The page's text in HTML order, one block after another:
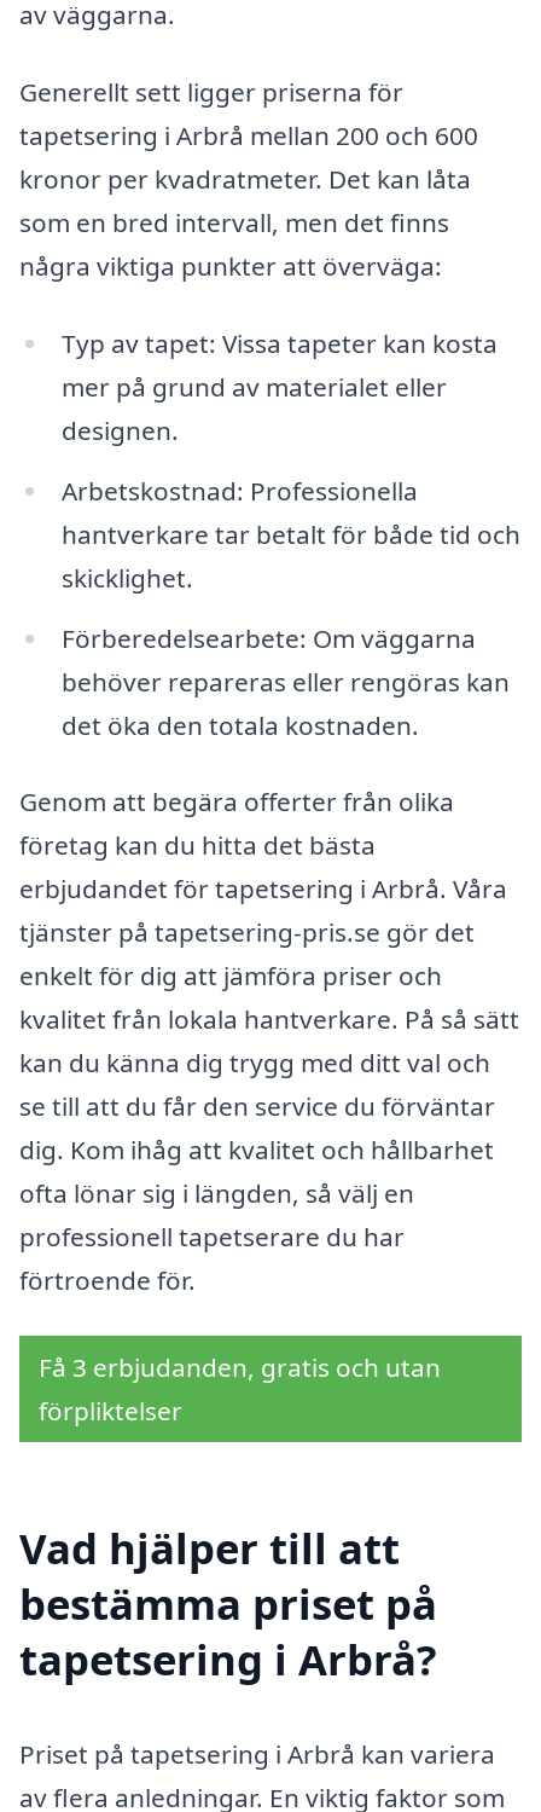
av väggarna.
Generellt sett ligger priserna för
tapetsering i Arbrå mellan 200 och 600
kronor per kvadratmeter. Det kan låta
som en bred intervall, men det finns
några viktiga punkter att överväga:
Typ av tapet: Vissa tapeter kan kosta
mer på grund av materialet eller
designen.
Arbetskostnad: Professionella
hantverkare tar betalt för både tid och
skicklighet.
Förberedelsearbete: Om väggarna
behöver repareras eller rengöras kan
det öka den totala kostnaden.
Genom att begära offerter från olika
företag kan du hitta det bästa
erbjudandet för tapetsering i Arbrå. Våra
tjänster på tapetsering-pris.se gör det
enkelt för dig att jämföra priser och
kvalitet från lokala hantverkare. På så sätt
kan du känna dig trygg med ditt val och
se till att du får den service du förväntar
dig. Kom ihåg att kvalitet och hållbarhet
ofta lönar sig i längden, så välj en
professionell tapetserare du har
förtroende för.
Få 3 erbjudanden, gratis och utan
förpliktelser
Vad hjälper till att
bestämma priset på
tapetsering i Arbrå?
Priset på tapetsering i Arbrå kan variera
av flera anledningar. En viktig faktor som